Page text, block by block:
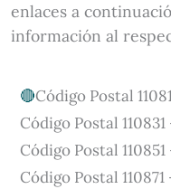
enlaces a
información al
Código Postal
Código Postal
Código Postal
Código Postal